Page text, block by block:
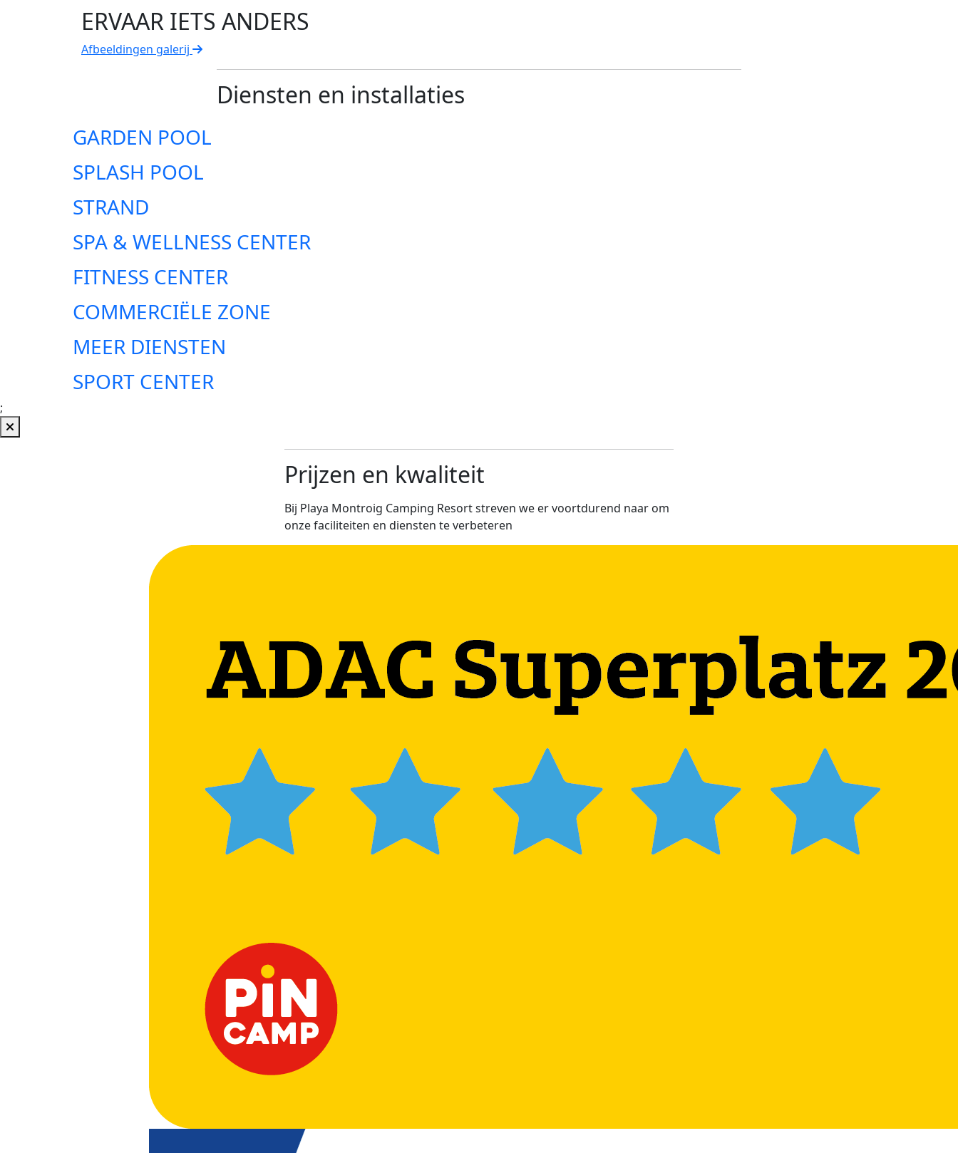
ERVAAR IETS ANDERS
Afbeeldingen galerij
Diensten en installaties
GARDEN POOL
SPLASH POOL
STRAND
SPA & WELLNESS CENTER
FITNESS CENTER
COMMERCIËLE ZONE
MEER DIENSTEN
SPORT CENTER
;
Prijzen en kwaliteit
Bij Playa Montroig Camping Resort streven we er voortdurend naar om
onze faciliteiten en diensten te verbeteren